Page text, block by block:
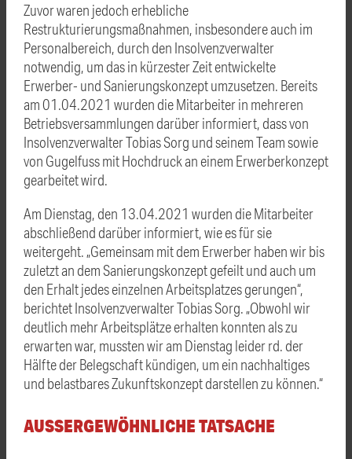
Zuvor waren jedoch erhebliche
Restrukturierungsmaßnahmen, insbesondere auch im
Personalbereich, durch den Insolvenzverwalter
notwendig, um das in kürzester Zeit entwickelte
Erwerber- und Sanierungskonzept umzusetzen. Bereits
am 01.04.2021 wurden die Mitarbeiter in mehreren
Betriebsversammlungen darüber informiert, dass von
Insolvenzverwalter Tobias Sorg und seinem Team sowie
von Gugelfuss mit Hochdruck an einem Erwerberkonzept
gearbeitet wird.
Am Dienstag, den 13.04.2021 wurden die Mitarbeiter
abschließend darüber informiert, wie es für sie
weitergeht. „Gemeinsam mit dem Erwerber haben wir bis
zuletzt an dem Sanierungskonzept gefeilt und auch um
den Erhalt jedes einzelnen Arbeitsplatzes gerungen“,
berichtet Insolvenzverwalter Tobias Sorg. „Obwohl wir
deutlich mehr Arbeitsplätze erhalten konnten als zu
erwarten war, mussten wir am Dienstag leider rd. der
Hälfte der Belegschaft kündigen, um ein nachhaltiges
und belastbares Zukunftskonzept darstellen zu können.“
AUSSERGEWÖHNLICHE TATSACHE